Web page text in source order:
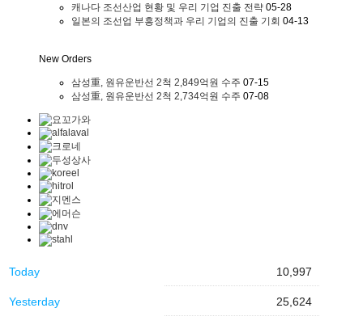
캐나다 조선산업 현황 및 우리 기업 진출 전략 05-28
일본의 조선업 부흥정책과 우리 기업의 진출 기회 04-13
New Orders
삼성重, 원유운반선 2척 2,849억원 수주 07-15
삼성重, 원유운반선 2척 2,734억원 수주 07-08
Today 10,997
Yesterday 25,624